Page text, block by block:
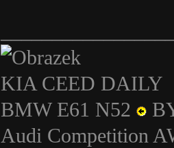
KIA CEED DAILY
BMW E61 N52
Audi Competition